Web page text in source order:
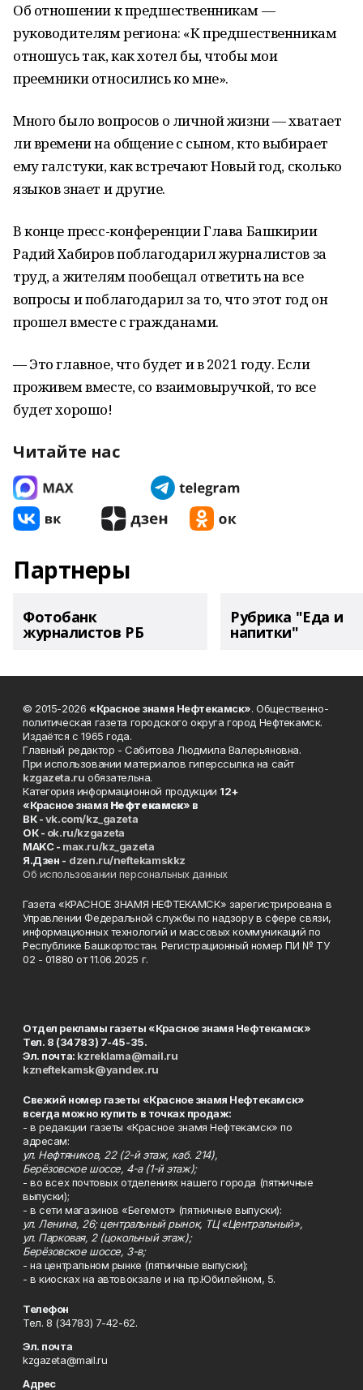
Об отношении к предшественникам —
руководителям региона: «К предшественникам
отношусь так, как хотел бы, чтобы мои
преемники относились ко мне».
Много было вопросов о личной жизни — хватает
ли времени на общение с сыном, кто выбирает
ему галстуки, как встречают Новый год, сколько
языков знает и другие.
В конце пресс-конференции Глава Башкирии
Радий Хабиров поблагодарил журналистов за
труд, а жителям пообещал ответить на все
вопросы и поблагодарил за то, что этот год он
прошел вместе с гражданами.
— Это главное, что будет и в 2021 году. Если
проживем вместе, со взаимовыручкой, то все
будет хорошо!
Читайте нас
Партнеры
Фотобанк
журналистов РБ
Рубрика "Еда и
напитки"
© 2015-2026 «Красное знамя Нефтекамск». Общественно-
политическая газета городского округа город Нефтекамск.
Издаётся с 1965 года.
Главный редактор - Сабитова Людмила Валерьяновна.
При использовании материалов гиперссылка на сайт
kzgazeta.ru обязательна.
Категория информационной продукции 12+
«Красное знамя Нефтекамск» в
ВК -vk.com/kz_gazeta
ОК - ok.ru/kzgazeta
MAKC - max.ru/kz_gazeta
Я.Дзен - dzen.ru/neftekamskkz
Об использовании персональных данных
Газета «КРАСНОЕ ЗНАМЯ НЕФТЕКАМСК» зарегистрирована в
Управлении Федеральной службы по надзору в сфере связи,
информационных технологий и массовых коммуникаций по
Республике Башкортостан. Регистрационный номер ПИ № ТУ
02 - 01880 от 11.06.2025 г.
Отдел рекламы газеты «Красное знамя Нефтекамск»
Тел. 8 (34783) 7-45-35.
Эл. почта: kzreklama@mail.ru
kzneftekamsk@yandex.ru
Свежий номер газеты «Красное знамя Нефтекамск»
всегда можно купить в точках продаж:
- в редакции газеты «Красное знамя Нефтекамск» по
адресам:
ул. Нефтяников, 22 (2-й этаж, каб. 214),
Берёзовское шоссе, 4-а (1-й этаж);
- во всех почтовых отделениях нашего города (пятничные
выпуски);
- в сети магазинов «Бегемот» (пятничные выпуски):
ул. Ленина, 26; центральный рынок, ТЦ «Центральный»,
ул. Парковая, 2 (цокольный этаж);
Берёзовское шоссе, 3-в;
- на центральном рынке (пятничные выпуски);
- в киосках на автовокзале и на пр.Юбилейном, 5.
Телефон
Тел. 8 (34783) 7-42-62.
Эл. почта
kzgazeta@mail.ru
Адрес